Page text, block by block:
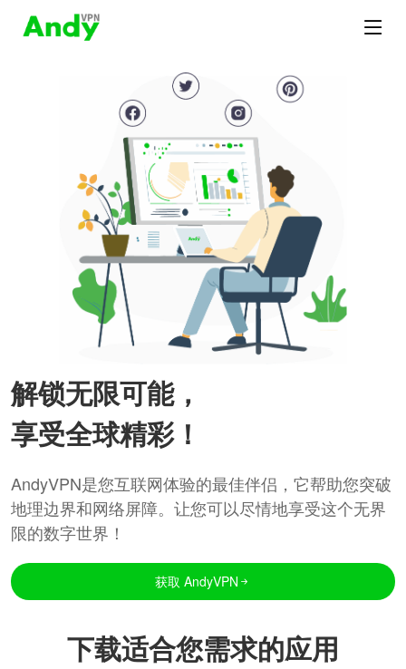
解锁无限可能，
享受全球精彩！
AndyVPN是您互联网体验的最佳伴侣，它帮助您突破
地理边界和网络屏障。让您可以尽情地享受这个无界
限的数字世界！
获取 AndyVPN
下载适合您需求的应用